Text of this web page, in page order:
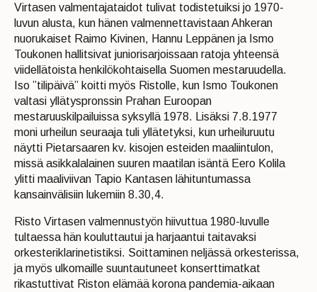
Virtasen valmentajataidot tulivat todistetuiksi jo 1970-
luvun alusta, kun hänen valmennettavistaan Ahkeran
nuorukaiset Raimo Kivinen, Hannu Leppänen ja Ismo
Toukonen hallitsivat juniorisarjoissaan ratoja yhteensä
viidellätoista henkilökohtaisella Suomen mestaruudella.
Iso ”tilipäivä” koitti myös Ristolle, kun Ismo Toukonen
valtasi yllätyspronssin Prahan Euroopan
mestaruuskilpailuissa syksyllä 1978. Lisäksi 7.8.1977
moni urheilun seuraaja tuli yllätetyksi, kun urheiluruutu
näytti Pietarsaaren kv. kisojen esteiden maaliintulon,
missä asikkalalainen suuren maatilan isäntä Eero Kolila
ylitti maaliviivan Tapio Kantasen lähituntumassa
kansainvälisiin lukemiin 8.30,4.
Risto Virtasen valmennustyön hiivuttua 1980-luvulle
tultaessa hän kouluttautui ja harjaantui taitavaksi
orkesteriklarinetistiksi. Soittaminen neljässä orkesterissa,
ja myös ulkomaille suuntautuneet konserttimatkat
rikastuttivat Riston elämää korona pandemia-aikaan